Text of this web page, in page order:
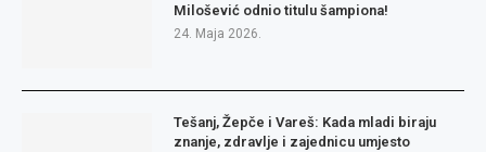
Milošević odnio titulu šampiona!
24. Maja 2026.
Tešanj, Žepče i Vareš: Kada mladi biraju
znanje, zdravlje i zajednicu umjesto